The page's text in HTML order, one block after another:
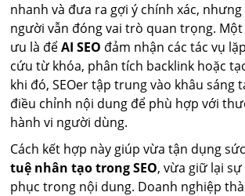
nhanh và đưa ra gợi ý chính xác,
người vẫn đóng vai trò quan trọng.
ưu là đểAI SEO đảm nhận các tác vụ
cứu từ khóa, phân tích backlink hoặc
khi đó, SEOer tập trung vào khâu sáng
điều chỉnh nội dung để phù hợp với
hành vi người dùng.
Cách kết hợp này giúp vừa tận dụng
tuệ nhân tạo trong SEO, vừa giữ lại
phục trong nội dung. Doanh nghiệp